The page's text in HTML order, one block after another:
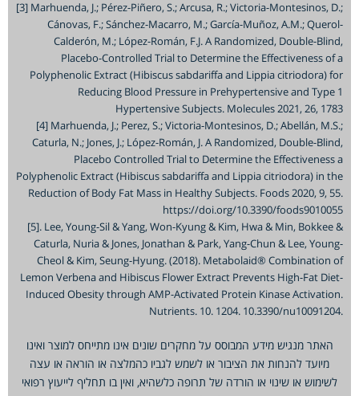
[3] Marhuenda, J.; Pérez-Piñero, S.; Arcusa, R.; Victoria-Montesinos,
Cánovas, F.; Sánchez-Macarro, M.; García-Muñoz, A.M.;
Calderón, M.; López-Román, F.J. A Randomized, Double-
Placebo-Controlled Trial to Determine the Effectiveness
Polyphenolic Extract (Hibiscus sabdariffa and Lippia citriodora)
Reducing Blood Pressure in Prehypertensive and
Hypertensive Subjects. Molecules 2021, 26,
[4] Marhuenda, J.; Perez, S.; Victoria-Montesinos, D.; Abellán,
Caturla, N.; Jones, J.; López-Román, J. A Randomized, Double-
Placebo Controlled Trial to Determine the
Polyphenolic Extract (Hibiscus sabdariffa and Lippia citriodora) in
Reduction of Body Fat Mass in Healthy Subjects. Foods 2020, 9,
https://doi.org/10.3390/
[5]. Lee, Young-Sil & Yang, Won-Kyung & Kim, Hwa & Min,
Caturla, Nuria & Jones, Jonathan & Park, Yang-Chun & Lee,
Cheol & Kim, Seung-Hyung. (2018). Metabolaid® Combination
Lemon Verbena and Hibiscus Flower Extract Prevents High-Fat
Induced Obesity through AMP-Activated Protein Kinase
Nutrients. 10. 1204. 10.3390/
האתר מנגיש מידע המבוסס על מחקרים שונים אינו מתייחס למוצר ואינו
מיועד להנחות את הציבור או לשמש לגביו כהמלצה או הוראה או עצה
או שינוי או הורדה של תרופה כלשהיא, ואין בו תחליף לייעוץ רפואי